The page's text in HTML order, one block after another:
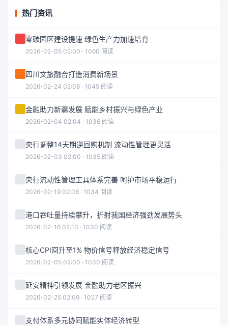
热门资讯
零碳园区建设提速 绿色生产力加速培育
2026-02-05 02:00 · 1060 阅读
四川文旅融合打造消费新场景
2026-02-24 02:08 · 1045 阅读
金融助力新疆发展 赋能乡村振兴与绿色产业
2026-02-04 02:04 · 1036 阅读
央行调整14天期逆回购机制 流动性管理更灵活
2026-02-03 02:00 · 1035 阅读
央行流动性管理工具体系完善 呵护市场平稳运行
2026-02-19 02:08 · 1034 阅读
港口吞吐量持续攀升，折射我国经济强劲发展势头
2026-02-16 02:10 · 1030 阅读
核心CPI回升至1% 物价信号释放经济稳定信号
2026-02-05 02:00 · 1030 阅读
延安精神引领发展 金融助力老区振兴
2026-02-25 02:09 · 1027 阅读
支付体系多元协同赋能实体经济转型